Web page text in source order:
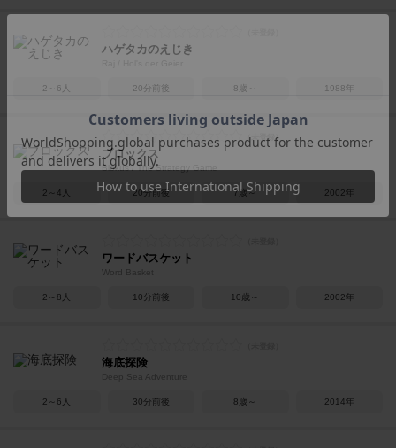
ハゲタカのえじき
2～6人 20分前後 8歳～ 1988年
ブロックス
Blokus / The Strategy Game
2～4人 20分前後 7歳～ 2002年
ワードバスケット
Word Basket
2～8人 10分前後 10歳～ 2002年
海底探険
Deep Sea Adventure
2～6人 30分前後 8歳～ 2014年